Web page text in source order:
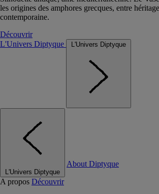
les origines des amphores grecques, entre
contemporaine.
Découvrir
L'Univers Diptyque
L'Univers Diptyque
L'Univers Diptyque
About Diptyque
A propos Découvrir